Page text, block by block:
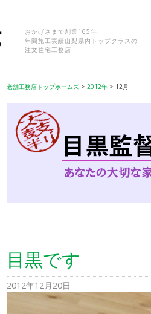
おかげさまで創業165年!
年間施工実績山梨県内トップクラスの
注文住宅工務店
老舗工務店トップホームズ > 2012年 > 12月
目黒です
2012年12月20日